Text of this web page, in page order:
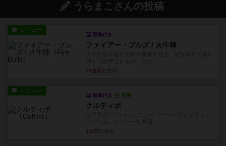
うらまこさんの投稿
レビュー
画像付き
ファイアー・ブルズ / 火牛陣
28分前
レビュー
画像付き 充実
クルティボ
1日前